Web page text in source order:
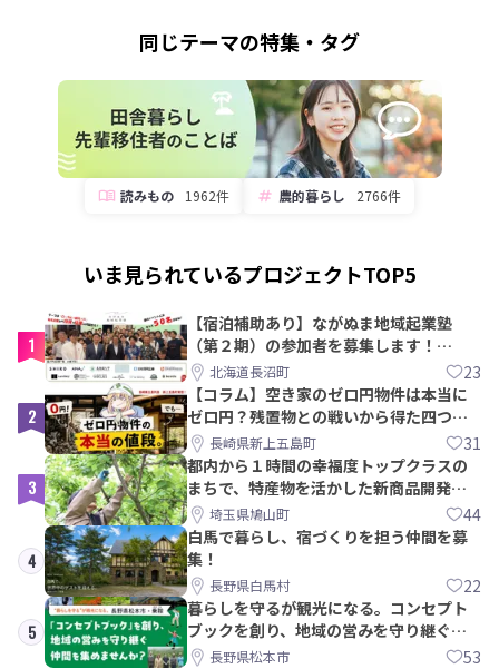
同じテーマの特集・タグ
読みもの 1962件 農的暮らし 2766件
いま見られているプロジェクトTOP5
1
【宿泊補助あり】ながぬま地域起業塾
（第２期）の参加者を募集します！
【8/21〆】
北海道長沼町 23
2
【コラム】空き家のゼロ円物件は本当に
ゼロ円？残置物との戦いから得た四つの
教訓｜新上五島町
長崎県新上五島町 31
3
都内から１時間の幸福度トップクラスの
まちで、特産物を活かした新商品開発＆
PRメンバー募集！
埼玉県鳩山町 44
4
白馬で暮らし、宿づくりを担う仲間を募
集！
長野県白馬村 22
5
暮らしを守るが観光になる。コンセプト
ブックを創り、地域の営みを守り継ぐ仲
間を集めませんか？
長野県松本市 53